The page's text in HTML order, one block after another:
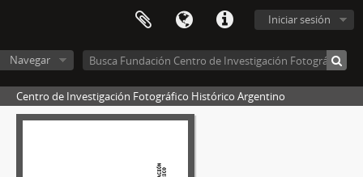
Iniciar sesión
Navegar
Centro de Investigación Fotográfico Histórico Argentino